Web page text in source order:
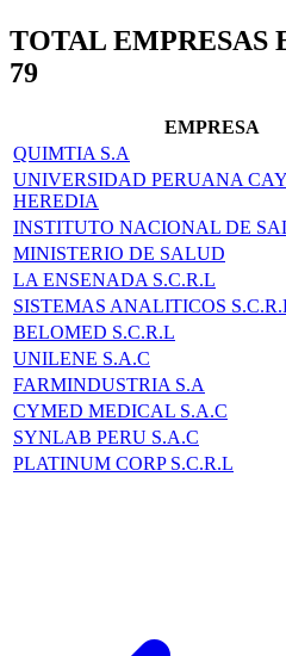
TOTAL EMPRESAS
79
EMPRESA
QUIMTIA S.A
UNIVERSIDAD PERUANA
HEREDIA
INSTITUTO NACIONAL DE
MINISTERIO DE SALUD
LA ENSENADA S.C.R.L
SISTEMAS ANALITICOS
BELOMED S.C.R.L
UNILENE S.A.C
FARMINDUSTRIA S.A
CYMED MEDICAL S.A.C
SYNLAB PERU S.A.C
PLATINUM CORP S.C.R.L